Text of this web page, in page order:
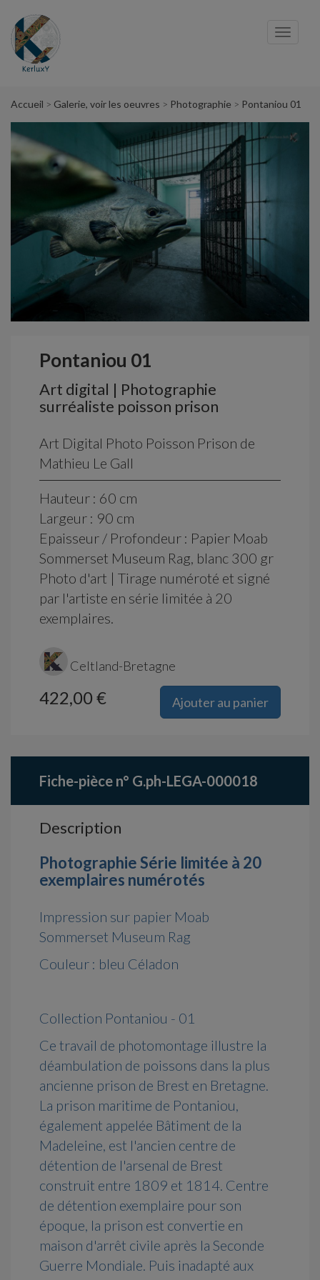
Accueil Galerie, voir les oeuvres Photographie Pontaniou 01
Pontaniou 01
Art digital | Photographie
surréaliste poisson prison
Art Digital Photo Poisson Prison de
Mathieu Le Gall
Hauteur : 60 cm
Largeur : 90 cm
Epaisseur / Profondeur : Papier Moab
Sommerset Museum Rag, blanc 300 gr
Photo d'art | Tirage numéroté et signé
par l'artiste en série limitée à 20
exemplaires.
Celtland-Bretagne
Ajouter au panier
422,00 €
Fiche-pièce n° G.ph-LEGA-000018
Description
Photographie Série limitée à 20
exemplaires numérotés
Impression sur papier Moab
Sommerset Museum Rag
Couleur : bleu Céladon
Collection Pontaniou - 01
Ce travail de photomontage illustre la
déambulation de poissons dans la plus
ancienne prison de Brest en Bretagne.
La prison maritime de Pontaniou,
également appelée Bâtiment de la
Madeleine, est l'ancien centre de
détention de l'arsenal de Brest
construit entre 1809 et 1814. Centre
de détention exemplaire pour son
époque, la prison est convertie en
maison d'arrêt civile après la Seconde
Guerre Mondiale. Puis inadapté aux